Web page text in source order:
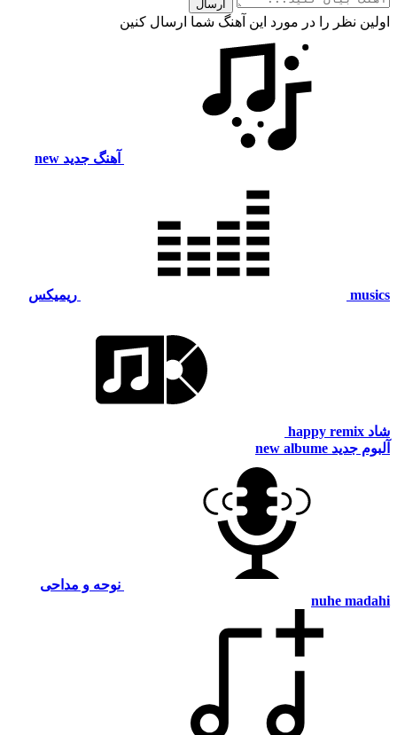
ارسال
اولین نظر را در مورد این آهنگ شما ارسال کنین
آهنگ جدید new
musics ریمیکس
شاد happy remix
آلبوم جدید new albume
نوحه و مداحی
nuhe madahi